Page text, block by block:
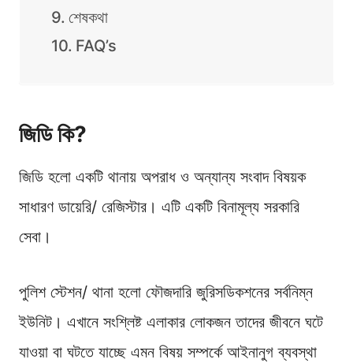
শেষকথা
FAQ’s
জিডি কি?
জিডি হলো একটি থানায় অপরাধ ও অন্যান্য সংবাদ বিষয়ক
সাধারণ ডায়েরি/ রেজিস্টার। এটি একটি বিনামূল্য সরকারি
সেবা।
পুলিশ স্টেশন/ থানা হলো ফৌজদারি জুরিসডিকশনের সর্বনিম্ন
ইউনিট। এখানে সংশ্লিষ্ট এলাকার লোকজন তাদের জীবনে ঘটে
যাওয়া বা ঘটতে যাচ্ছে এমন বিষয় সম্পর্কে আইনানুগ ব্যবস্থা